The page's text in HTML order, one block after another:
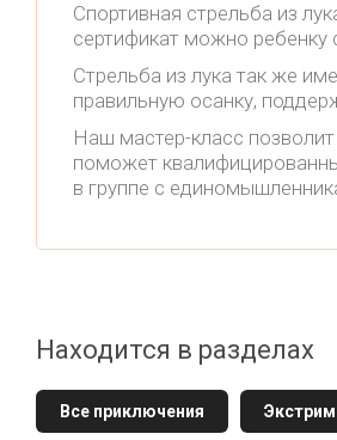
Спортивная стрельба из
сертификат можно ребенку
Стрельба из лука так же
правильную осанку,
Наш мастер-класс
поможет
в группе с
Находится в разделах
Все приключения Экстрим